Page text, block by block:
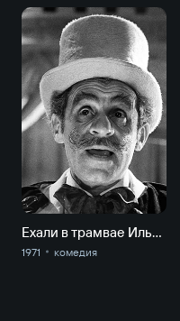
Ехали в трамвае Ильф и Петров
1971 комедия